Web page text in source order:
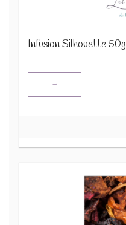
Infusion Silhouette 50g
-